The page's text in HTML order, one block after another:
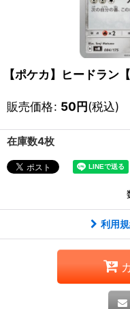
【ポケカ】ヒードラ
販売価格: 50円(税込)
在庫数4枚
利用